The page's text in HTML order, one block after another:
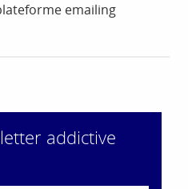
emailing
addictive